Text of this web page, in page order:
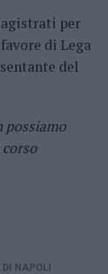
per
di Lega
del
possiamo
NAPOLI